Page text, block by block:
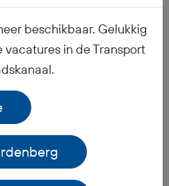
vragen
beschikbaar. Gelukkig
in de Transport